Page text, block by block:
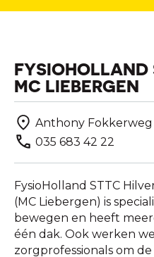
FYSIOHOLLAND
MC LIEBERGEN
Anthony Fokkerweg
035 683 42 22
FysioHolland STTC
(MC Liebergen) is
bewegen en heeft
één dak. Ook werken
zorgprofessionals om